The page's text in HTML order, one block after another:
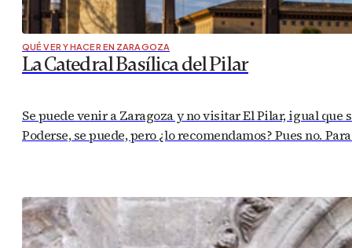
QUÉ VER Y HACER EN ZARAGOZA
La Catedral Basílica del Pilar
Se puede venir a Zaragoza y no visitar El Pilar, igual que
Poderse, se puede, pero ¿lo recomendamos? Pues no.